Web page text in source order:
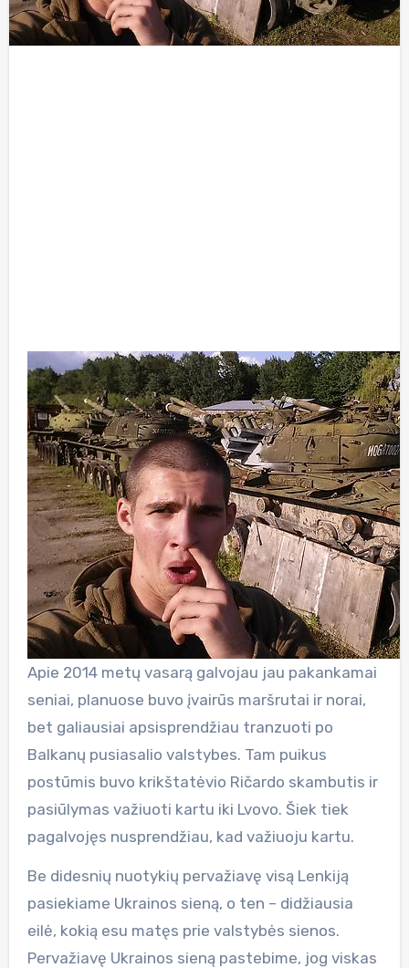
Apie 2014 metų vasarą galvojau jau pakankamai
seniai, planuose buvo įvairūs maršrutai ir norai,
bet galiausiai apsisprendžiau tranzuoti po
Balkanų pusiasalio valstybes. Tam puikus
postūmis buvo krikštatėvio Ričardo skambutis ir
pasiūlymas važiuoti kartu iki Lvovo. Šiek tiek
pagalvojęs nusprendžiau, kad važiuoju kartu.
Be didesnių nuotykių pervažiavę visą Lenkiją
pasiekiame Ukrainos sieną, o ten – didžiausia
eilė, kokią esu matęs prie valstybės sienos.
Pervažiavę Ukrainos sieną pastebime, jog viskas